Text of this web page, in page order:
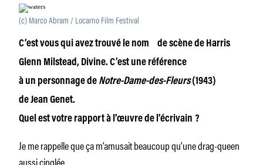
(c) Marco Abram / Locarno Film Festival
C’est vous qui avez trouvé le nom
de scène de Harris
Glenn Milstead, Divine. C’est une référence
à un personnage de Notre-Dame-des-Fleurs(1943)
de Jean Genet.
Quel est votre rapport à l’œuvre de l’écrivain ?
Je me rappelle que ça m’amusait beaucoup qu’une drag-queen
aussi cinglée